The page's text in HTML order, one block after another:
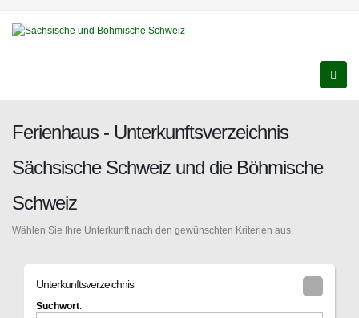
Ferienhaus - Unterkunftsverzeichnis
Sächsische Schweiz und die Böhmische
Schweiz
Wählen Sie Ihre Unterkunft nach den gewünschten Kriterien aus.
Unterkunftsverzeichnis
Suchwort: